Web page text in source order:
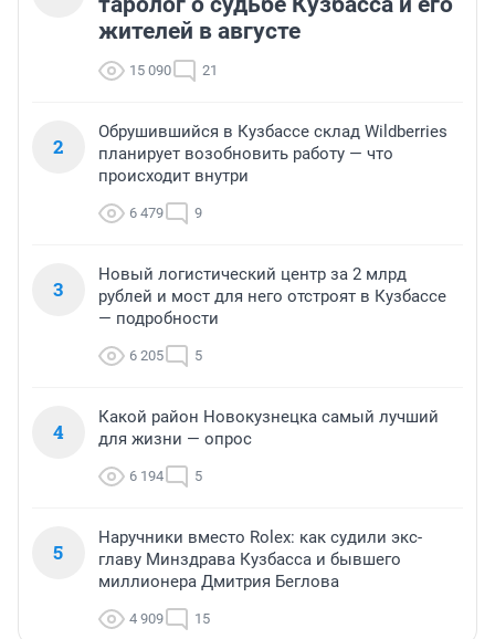
жителей в августе
15 090 21
2
Обрушившийся в Кузбассе склад Wildberries
планирует возобновить работу — что
происходит внутри
6 479 9
3
Новый логистический центр за 2 млрд
рублей и мост для него отстроят в Кузбассе
— подробности
6 205 5
4
Какой район Новокузнецка самый лучший
для жизни — опрос
6 194 5
5
Наручники вместо Rolex: как судили экс-
главу Минздрава Кузбасса и бывшего
миллионера Дмитрия Беглова
4 909 15